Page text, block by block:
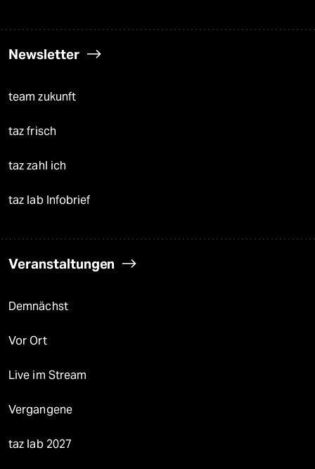
Newsletter
team zukunft
taz frisch
taz zahl ich
taz lab Infobrief
Veranstaltungen
Demnächst
Vor Ort
Live im Stream
Vergangene
taz lab 2027